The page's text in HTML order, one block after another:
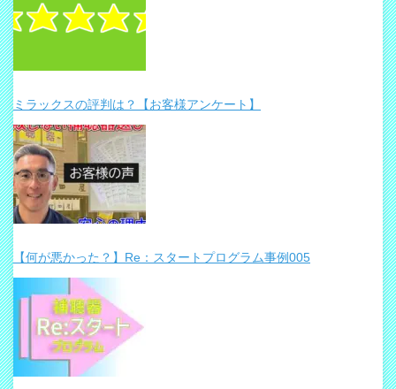
ミラックスの評判は？【お客様アンケート】
【何が悪かった？】Re：スタートプログラム事例005